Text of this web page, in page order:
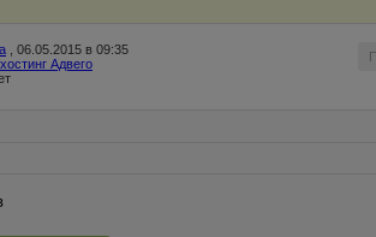
, 06.05.2015 в 09:35
Адвего